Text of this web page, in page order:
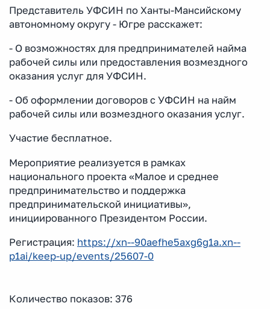
Представитель УФСИН по Ханты-Мансийскому
автономному округу - Югре расскажет:
- О возможностях для предпринимателей найма
рабочей силы или предоставления возмездного
оказания услуг для УФСИН.
- Об оформлении договоров с УФСИН на найм
рабочей силы или возмездного оказания услуг.
Участие бесплатное.
Мероприятие реализуется в рамках
национального проекта «Малое и среднее
предпринимательство и поддержка
предпринимательской инициативы»,
инициированного Президентом России.
Регистрация: https://xn--90aefhe5axg6g1a.xn--
p1ai/keep-up/events/25607-0
Количество показов: 376